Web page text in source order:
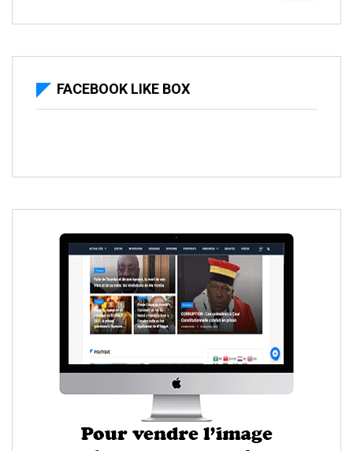
FACEBOOK LIKE BOX